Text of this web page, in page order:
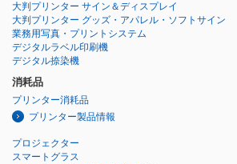
大判プリンター サイン＆ディスプレイ
大判プリンター グッズ・アパレル・ソフトサイン
業務用写真・プリントシステム
デジタルラベル印刷機
デジタル捺染機
消耗品
プリンター消耗品
プリンター製品情報
プロジェクター
スマートグラス